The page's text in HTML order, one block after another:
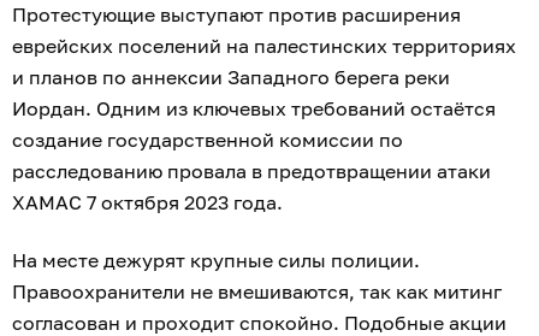
Протестующие выступают против расширения
еврейских поселений на палестинских территориях
и планов по аннексии Западного берега реки
Иордан. Одним из ключевых требований остаётся
создание государственной комиссии по
расследованию провала в предотвращении атаки
ХАМАС 7 октября 2023 года.
На месте дежурят крупные силы полиции.
Правоохранители не вмешиваются, так как митинг
согласован и проходит спокойно. Подобные акции